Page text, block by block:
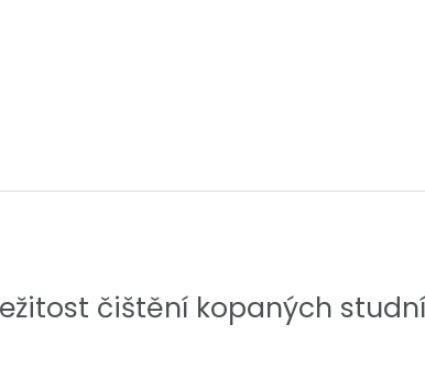
čištění kopaných